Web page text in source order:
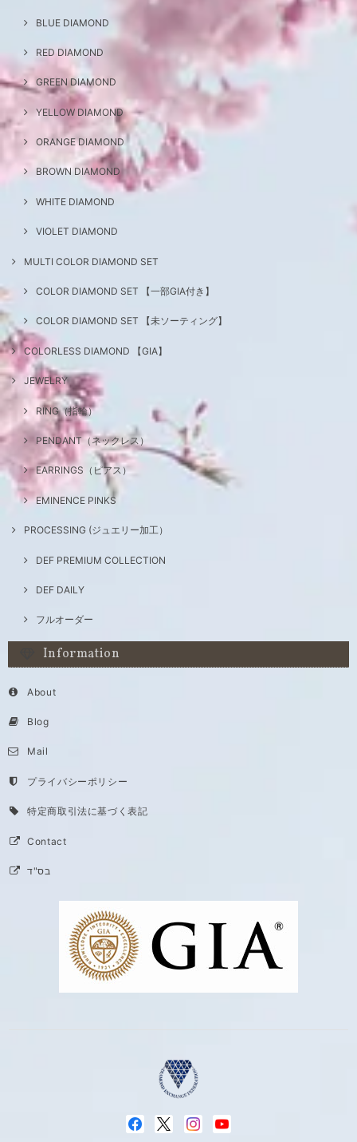
BLUE DIAMOND
RED DIAMOND
GREEN DIAMOND
YELLOW DIAMOND
ORANGE DIAMOND
BROWN DIAMOND
WHITE DIAMOND
VIOLET DIAMOND
MULTI COLOR DIAMOND SET
COLOR DIAMOND SET 【一部GIA付き】
COLOR DIAMOND SET 【未ソーティング】
COLORLESS DIAMOND 【GIA】
JEWELRY
RING（指輪）
PENDANT（ネックレス）
EARRINGS（ピアス）
EMINENCE PINKS
PROCESSING (ジュエリー加工）
DEF PREMIUM COLLECTION
DEF DAILY
フルオーダー
Information
About
Blog
Mail
プライバシーポリシー
特定商取引法に基づく表記
Contact
בס"ד